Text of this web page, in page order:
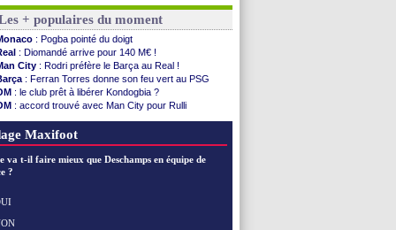
PSG: le coach de l'Ajax insiste pour Godts
PSG : une 2e offre en préparation pour Godts
Francfort: Dina Ebimbe signe à Schalke (off.)
Strasbourg: Saïdou Sow prêté à Nantes (off.)
Monaco: Filipe Luis aimerait garder Balogun
Dortmund: Newcastle est prévenu pour Nmecha
Barça : première offre à 45 M€ pour Rodri ?
Argentine : le soutien très appuyé à Infantino
Tottenham : Van de Ven va prolonger
: la CAF soutient Infantino
: Embolo a des pistes alléchantes
d'Ivoire
City
+ populaires du moment
: Pogba pointé du doigt
: Diomandé arrive pour 140 M€ !
City : Rodri préfère le Barça au Real !
: Ferran Torres donne son feu vert au PSG
: le club prêt à libérer Kondogbia ?
: accord trouvé avec Man City pour Rulli
: Luis Enrique satisfait malgré tout
Maxifoot
va t-il faire mieux que Deschamps en équipe de
?